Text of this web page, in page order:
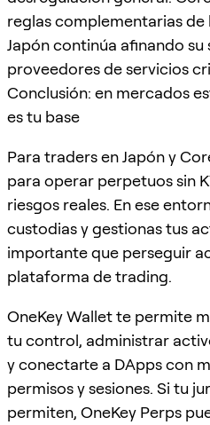
reglas complementarias de
Japón continúa afinando
proveedores de servicios
Conclusión: en mercados
es tu base
Para traders en Japón y
para operar perpetuos sin
riesgos reales. En ese
custodias y gestionas tus
importante que perseguir
plataforma de trading.
OneKey Wallet te permite
tu control, administrar
y conectarte a DApps con
permisos y sesiones. Si tu
permiten, OneKey Perps